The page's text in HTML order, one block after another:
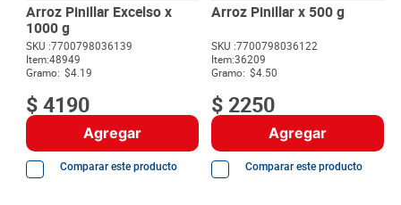
Arroz Pinillar Excelso x
1000 g
SKU :7700798036139
Item:48949
Gramo: $4.19
$ 4190
Agregar
Comparar este producto
Arroz Pinillar x 500 g
SKU :7700798036122
Item:36209
Gramo: $4.50
$ 2250
Agregar
Comparar este producto